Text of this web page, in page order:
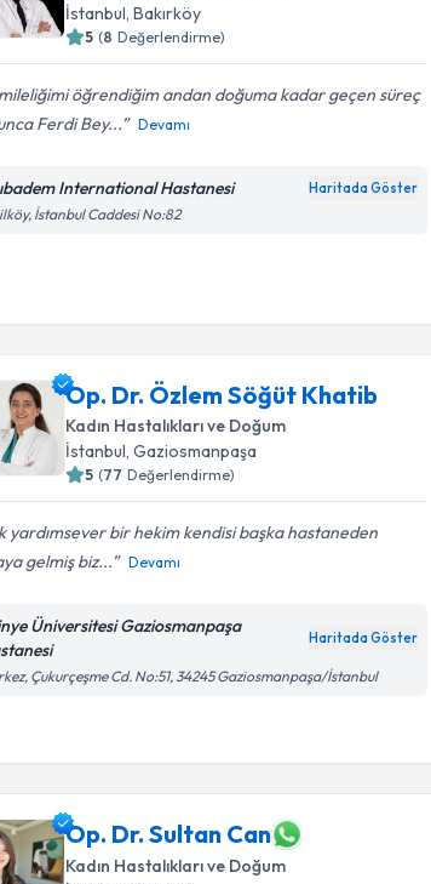
İstanbul , Bakırköy
5 (8 Değerlendirme)
öğrendiğim andan doğuma kadar geçen süreç
Ferdi Bey...
Devamı
International Hastanesi Haritada Göster
İstanbul Caddesi No:82
Op. Dr. Özlem Söğüt Khatib
Kadın Hastalıkları ve Doğum
İstanbul, Gaziosmanpaşa
5 (77 Değerlendirme)
yardımsever bir hekim kendisi başka hastaneden
gelmiş biz...
Devamı
Üniversitesi Gaziosmanpaşa
Haritada Göster
Çukurçeşme Cd. No:51, 34245 Gaziosmanpaşa/İstanbul
Op. Dr. Sultan Can
Kadın Hastalıkları ve Doğum